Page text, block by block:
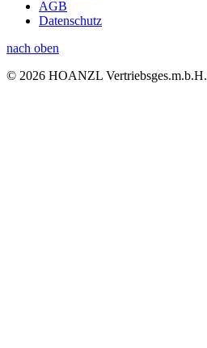
AGB
Datenschutz
nach oben
© 2026 HOANZL Vertriebsges.m.b.H.